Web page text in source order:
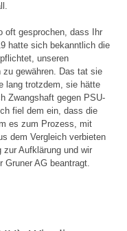
oft gesprochen, dass Ihr
hatte sich bekanntlich die
unseren
zu gewähren. Das tat sie
lang trotzdem, sie hätte
Zwangshaft gegen PSU-
fiel dem ein, dass die
es zum Prozess, mit
dem Vergleich verbieten
Aufklärung und wir
Gruner AG beantragt.